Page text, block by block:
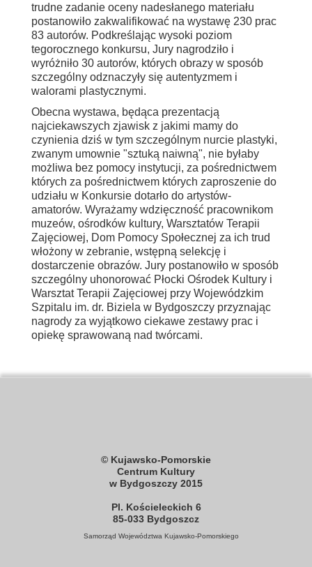
trudne zadanie oceny nadesłanego materiału
postanowiło zakwalifikować na wystawę 230 prac
83 autorów. Podkreślając wysoki poziom
tegorocznego konkursu, Jury nagrodziło i
wyróżniło 30 autorów, których obrazy w sposób
szczególny odznaczyły się autentyzmem i
walorami plastycznymi.
Obecna wystawa, będąca prezentacją
najciekawszych zjawisk z jakimi mamy do
czynienia dziś w tym szczególnym nurcie plastyki,
zwanym umownie "sztuką naiwną", nie byłaby
możliwa bez pomocy instytucji, za pośrednictwem
których za pośrednictwem których zaproszenie do
udziału w Konkursie dotarło do artystów-
amatorów. Wyrażamy wdzięczność pracownikom
muzeów, ośrodków kultury, Warsztatów Terapii
Zajęciowej, Dom Pomocy Społecznej za ich trud
włożony w zebranie, wstępną selekcję i
dostarczenie obrazów. Jury postanowiło w sposób
szczególny uhonorować Płocki Ośrodek Kultury i
Warsztat Terapii Zajęciowej przy Wojewódzkim
Szpitalu im. dr. Biziela w Bydgoszczy przyznając
nagrody za wyjątkowo ciekawe zestawy prac i
opiekę sprawowaną nad twórcami.
© Kujawsko-Pomorskie
Centrum Kultury
w Bydgoszczy 2015
Pl. Kościeleckich 6
85-033 Bydgoszcz
Samorząd Województwa Kujawsko-Pomorskiego